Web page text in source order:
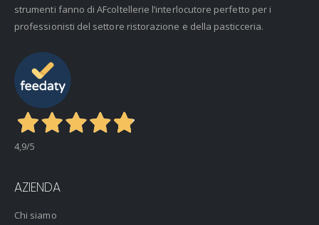
strumenti fanno di AFcoltellerie l’interlocutore perfetto per i
professionisti del settore ristorazione e della pasticceria.
4,9/5
AZIENDA
Chi siamo